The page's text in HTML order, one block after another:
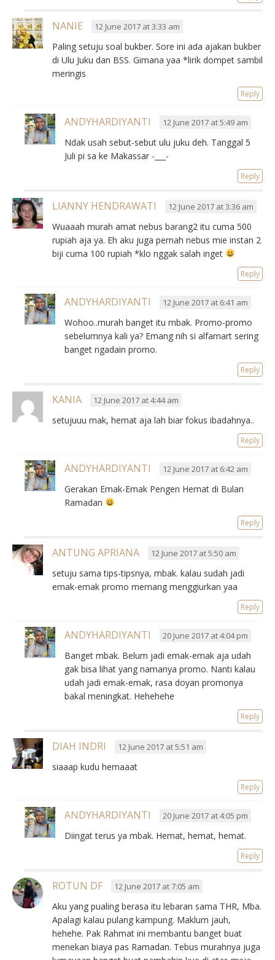
NANIE 12 June 2017 at 3:33 am
Paling setuju soal bukber. Sore ini ada ajakan bukber
di Ulu Juku dan BSS. Gimana yaa *lirik dompet sambil
meringis
Reply
ANDYHARDIYANTI 12 June 2017 at 5:49 am
Ndak usah sebut-sebut ulu juku deh. Tanggal 5
Juli pi sa ke Makassar -___-
Reply
LIANNY HENDRAWATI 12 June 2017 at 3:36 am
Wuaaah murah amat nebus barang2 itu cuma 500
rupiah aja ya. Eh aku juga pernah nebus mie instan 2
biji cuma 100 rupiah *klo nggak salah inget
Reply
ANDYHARDIYANTI 12 June 2017 at 6:41 am
Wohoo..murah banget itu mbak. Promo-promo
sebelumnya kali ya? Emang nih si alfamart sering
banget ngadain promo.
Reply
KANIA 12 June 2017 at 4:44 am
setujuuu mak, hemat aja lah biar fokus ibadahnya..
Reply
ANDYHARDIYANTI 12 June 2017 at 6:42 am
Gerakan Emak-Emak Pengen Hemat di Bulan
Ramadan
Reply
ANTUNG APRIANA 12 June 2017 at 5:50 am
setuju sama tips-tipsnya, mbak. kalau sudah jadi
emak-emak promo memang menggiurkan yaa
Reply
ANDYHARDIYANTI 20 June 2017 at 4:04 pm
Banget mbak. Belum jadi emak-emak aja udah
gak bisa lihat yang namanya promo. Nanti kalau
udah jadi emak-emak, rasa doyan promonya
bakal meningkat. Hehehehe
Reply
DIAH INDRI 12 June 2017 at 5:51 am
siaaap kudu hemaaat
Reply
ANDYHARDIYANTI 20 June 2017 at 4:05 pm
Diingat terus ya mbak. Hemat, hemat, hemat.
Reply
ROTUN DF 12 June 2017 at 7:05 am
Aku yang pualing berasa itu lebaran sama THR, Mba.
Apalagi kalau pulang kampung. Maklum jauh,
hehehe. Pak Rahmat ini membantu banget buat
menekan biaya pas Ramadan. Tebus murahnya juga